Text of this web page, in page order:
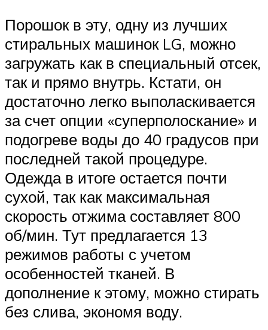
Порошок в эту, одну из лучших
стиральных машинок LG, можно
загружать как в специальный отсек,
так и прямо внутрь. Кстати, он
достаточно легко выполаскивается
за счет опции «суперполоскание» и
подогреве воды до 40 градусов при
последней такой процедуре.
Одежда в итоге остается почти
сухой, так как максимальная
скорость отжима составляет 800
об/мин. Тут предлагается 13
режимов работы с учетом
особенностей тканей. В
дополнение к этому, можно стирать
без слива, экономя воду.